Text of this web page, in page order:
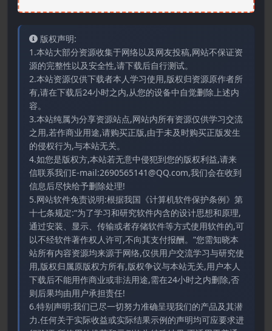
版权声明:
1.本站大部分资源收集于网络以及网友投稿,网站不保证资
源的完整性以及安全性,请下载后自行测试。
2.本站资源仅供下载者本人学习使用,版权归资源原作者所
有,请在下载后24小时之内,从您的设备中自觉删除上述内
容。
3.本站纯属为分享资源站点,网站内所有资源仅供学习交流
之用,若作商业用途,请购买正版,由于未及时购买正版发生
的侵权行为,与本站无关。
4.如您是版权方,本站若无意中侵犯到您的版权利益,请来
信联系我们E-mail:2690565141@QQ.com,我们会在收到
信息后尽快给予删除处理!
5.网站软件免责说明:根据我国《计算机软件保护条例》第
十七条规定:“为了学习和研究软件内含的设计思想和原理,
通过安装、显示、传输或者存储软件等方式使用软件的,可
以不经软件著作权人许可,不向其支付报酬。”您需知晓本
站所有内容资源均来源于网络,仅供用户交流学习与研究使
用,版权归属原版权方所有,版权争议与本站无关,用户本人
下载后不能用作商业或非法用途,需在24小时之内删除,否
则后果均由用户承担责任!
6.特别声明:我们已尽一切努力准确呈现我们的产品及其潜
力.任何关于实际收益或实际结果示例的声明均可应要求进